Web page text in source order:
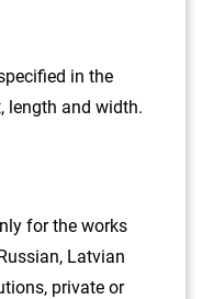
in the
length and width.
for the works
Latvian
private or